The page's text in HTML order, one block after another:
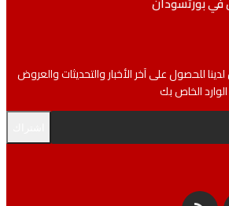
على آخر الأخبار والتحديثات والعروض
بك